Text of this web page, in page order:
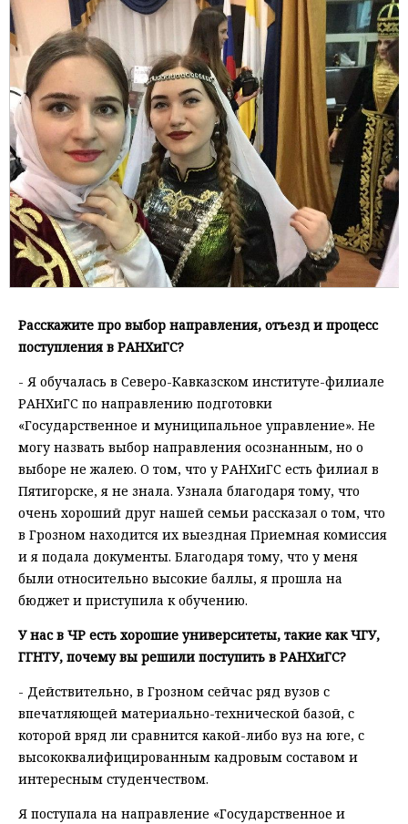
Расскажите про выбор направления, отъезд и процесс
поступления в РАНХиГС?
- Я обучалась в Северо-Кавказском институте-филиале
РАНХиГС по направлению подготовки
«Государственное и муниципальное управление». Не
могу назвать выбор направления осознанным, но о
выборе не жалею. О том, что у РАНХиГС есть филиал в
Пятигорске, я не знала. Узнала благодаря тому, что
очень хороший друг нашей семьи рассказал о том, что
в Грозном находится их выездная Приемная комиссия
и я подала документы. Благодаря тому, что у меня
были относительно высокие баллы, я прошла на
бюджет и приступила к обучению.
У нас в ЧР есть хорошие университеты, такие как ЧГУ,
ГГНТУ, почему вы решили поступить в РАНХиГС?
- Действительно, в Грозном сейчас ряд вузов с
впечатляющей материально-технической базой, с
которой вряд ли сравнится какой-либо вуз на юге, с
высококвалифицированным кадровым составом и
интересным студенчеством.
Я поступала на направление «Государственное и